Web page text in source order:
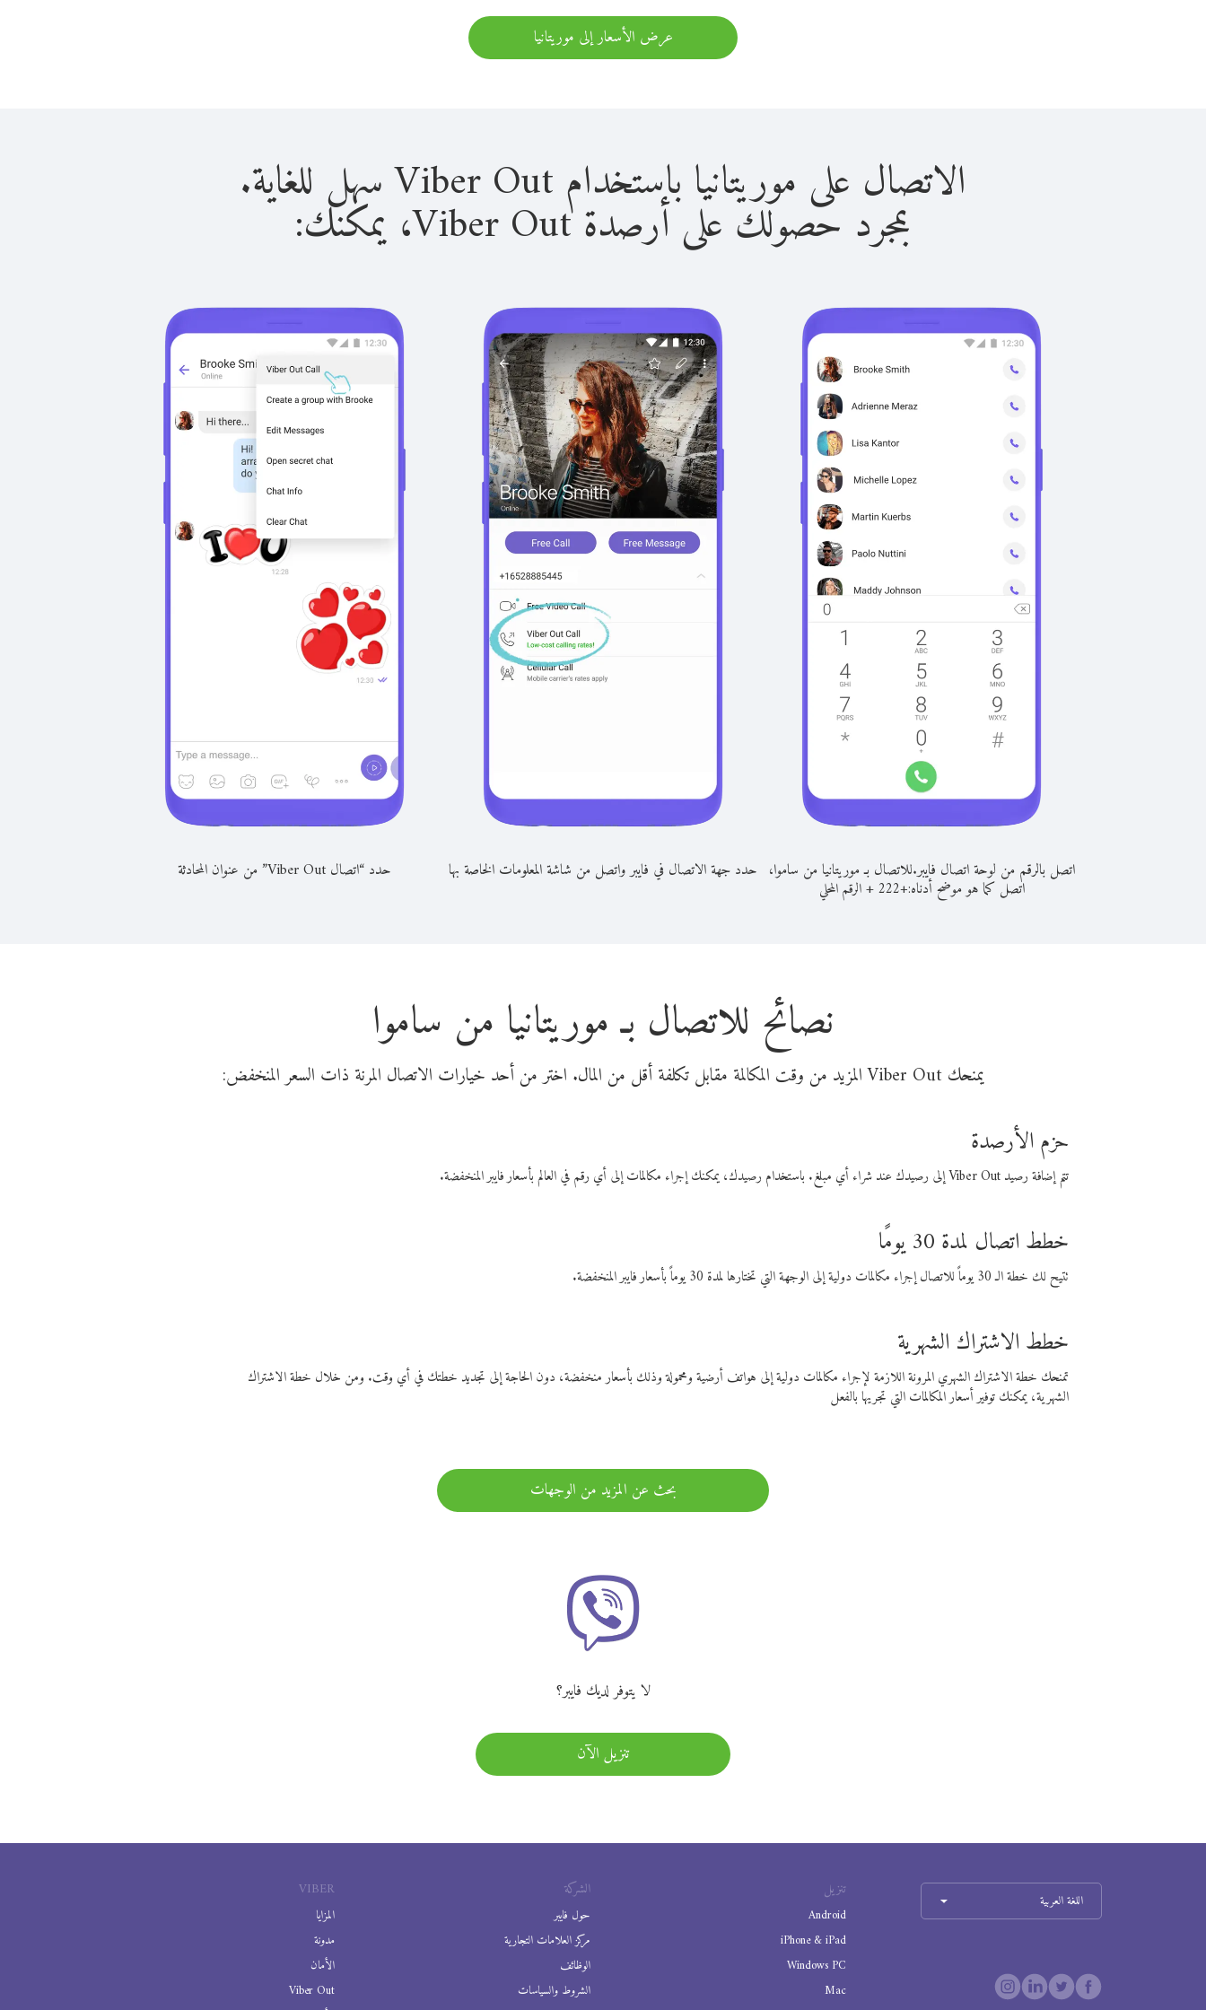
عرض الأسعار إلى موريتانيا
الاتصال على موريتانيا باستخدام Viber Out سهل للغاية.
بمجرد حصولك على أرصدة Viber Out، يمكنك:
اتصل بالرقم من لوحة اتصال فايبر.للاتصال بـ موريتانيا من ساموا،
اتصل كما هو موضح أدناه:+
222
+الرقم المحلي
حدد جهة الاتصال في فايبر واتصل من شاشة المعلومات الخاصة بها حدد “اتصال Viber Out” من عنوان المحادثة
نصائح للاتصال بـ موريتانيا من ساموا
يمنحك Viber Out المزيد من وقت المكالمة مقابل تكلفة أقل من المال. اختر من أحد خيارات الاتصال المرنة ذات السعر المنخفض:
حزم الأرصدة
تتم إضافة رصيد Viber Out إلى رصيدك عند شراء أي مبلغ. باستخدام رصيدك، يمكنك إجراء مكالمات إلى أي رقم في العالم بأسعار فايبر المنخفضة.
خطط اتصال لمدة 30 يومًا
تتيح لك خطة الـ 30 يوماً للاتصال إجراء مكالمات دولية إلى الوجهة التي تختارها لمدة 30 يوماً بأسعار فايبر المنخفضة.
خطط الاشتراك الشهرية
تمنحك خطة الاشتراك الشهري المرونة اللازمة لإجراء مكالمات دولية إلى هواتف أرضية ومحمولة وذلك بأسعار منخفضة، دون الحاجة إلى تجديد خطتك في أي وقت. ومن خلال خطة الاشتراك
الشهرية، يمكنك توفير أسعار المكالمات التي تجريها بالفعل
بحث عن المزيد من الوجهات
لا يتوفر لديك فايبر؟
تنزيل الآن
VIBER
المزايا
مدونة
الأمان
Viber Out
الشركة
حول فايبر
مركز العلامات التجارية
الوظائف
الشروط والسياسات
تنزيل
Android
iPhone & iPad
Windows PC
Mac
اللغة العربية